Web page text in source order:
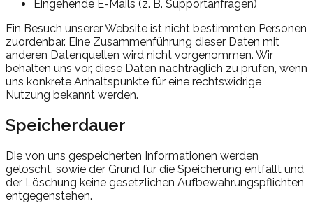
Eingehende E-Mails (z. B. Supportanfragen)
Ein Besuch unserer Website ist nicht bestimmten Personen
zuordenbar. Eine Zusammenführung dieser Daten mit
anderen Datenquellen wird nicht vorgenommen. Wir
behalten uns vor, diese Daten nachträglich zu prüfen, wenn
uns konkrete Anhaltspunkte für eine rechtswidrige
Nutzung bekannt werden.
Speicherdauer
Die von uns gespeicherten Informationen werden
gelöscht, sowie der Grund für die Speicherung entfällt und
der Löschung keine gesetzlichen Aufbewahrungspflichten
entgegenstehen.